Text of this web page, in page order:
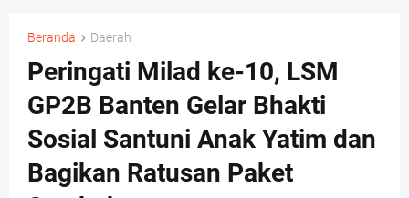
Beranda Daerah
Peringati Milad ke-10, LSM
GP2B Banten Gelar Bhakti
Sosial Santuni Anak Yatim dan
Bagikan Ratusan Paket